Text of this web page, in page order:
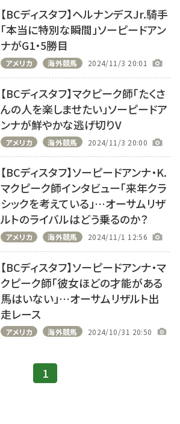
【BCディスタフ】ヘルナンデスJr.騎手
「本当に特別な瞬間」ソーピードアン
ナがG1・5勝目
アメリカ 海外競馬 2024/11/3 20:01
【BCディスタフ】マクピーク師「たくさ
んの人を楽しませたい」ソーピードア
ンナが鮮やかな逃げ切りV
アメリカ 海外競馬 2024/11/3 20:00
【BCディスタフ】ソーピードアンナ・K.
マクピーク師インタビュー「来年クラ
シックを考えている」…オーサムリザ
ルトのライバルはどう乗るのか？
アメリカ 海外競馬 2024/11/1 12:56
【BCディスタフ】ソーピードアンナ・マ
クピーク師「彼女ほどの才能がある
馬はいない」…オーサムリザルト出
走レース
アメリカ 海外競馬 2024/10/31 20:50
1